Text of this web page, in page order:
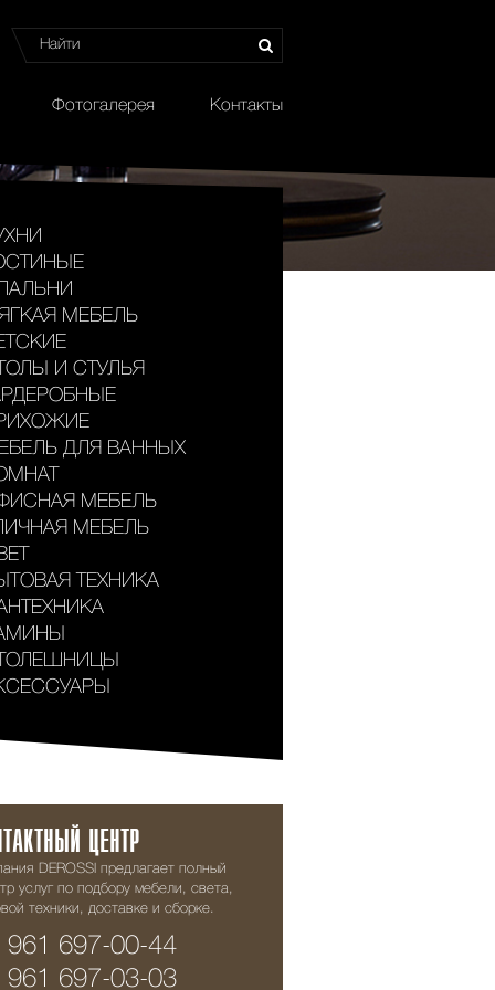
Фотогалерея Контакты
МЕБЕЛЬ
И СТУЛЬЯ
ДЛЯ ВАННЫХ
МЕБЕЛЬ
МЕБЕЛЬ
ТЕХНИКА
ЦЕНТР
DEROSSI предлагает полный
услуг по подбору мебели, света,
техники, доставке и сборке.
961 697-00-44
961 697-03-03